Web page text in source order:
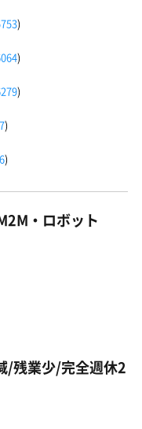
)
)
)
)
)
・ロボット
/残業少/完全週休2